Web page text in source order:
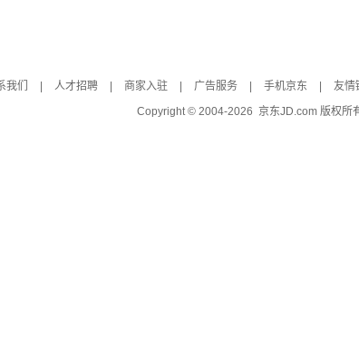
我们 人才招聘 商家入驻 广告服务 手机京东 友情
Copyright © 2004-2026 京东JD.com 版权所